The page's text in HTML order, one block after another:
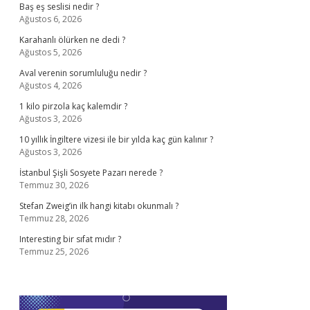
Baş eş seslisi nedir ?
Ağustos 6, 2026
Karahanlı ölürken ne dedi ?
Ağustos 5, 2026
Aval verenin sorumluluğu nedir ?
Ağustos 4, 2026
1 kilo pirzola kaç kalemdir ?
Ağustos 3, 2026
10 yıllık İngiltere vizesi ile bir yılda kaç gün kalınır ?
Ağustos 3, 2026
İstanbul Şişli Sosyete Pazarı nerede ?
Temmuz 30, 2026
Stefan Zweig’in ilk hangi kitabı okunmalı ?
Temmuz 28, 2026
Interesting bir sıfat mıdır ?
Temmuz 25, 2026